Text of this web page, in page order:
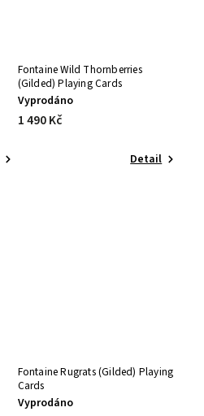
Fontaine Wild Thornberries
(Gilded) Playing Cards
Vyprodáno
1 490 Kč
Detail
Fontaine Rugrats (Gilded) Playing
Cards
Vyprodáno